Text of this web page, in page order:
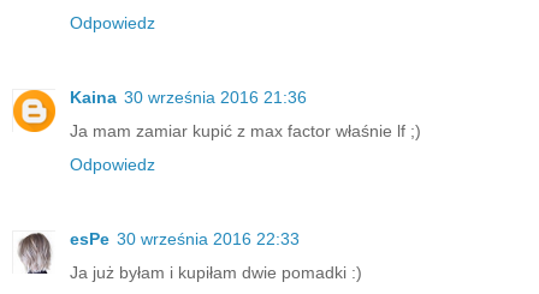
Odpowiedz
Kaina 30 września 2016 21:36
Ja mam zamiar kupić z max factor właśnie lf ;)
Odpowiedz
esPe 30 września 2016 22:33
Ja już byłam i kupiłam dwie pomadki :)